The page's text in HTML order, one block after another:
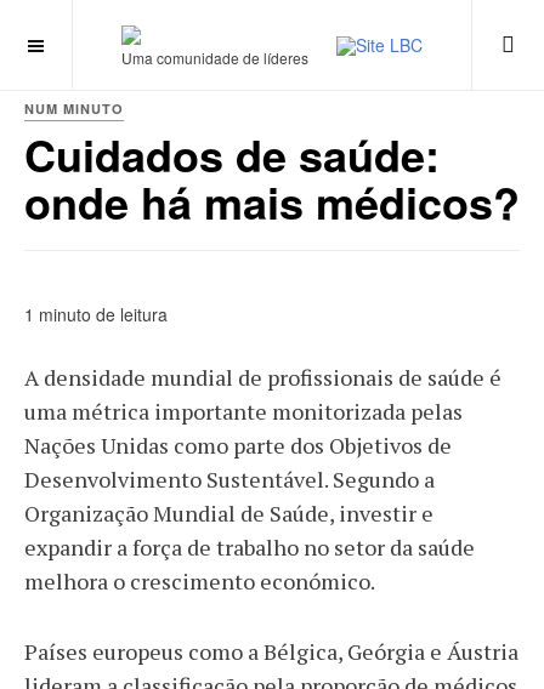
Uma comunidade de líderes
NUM MINUTO
Cuidados de saúde:
onde há mais médicos?
1 minuto de leitura
A densidade mundial de profissionais de saúde é
uma métrica importante monitorizada pelas
Nações Unidas como parte dos Objetivos de
Desenvolvimento Sustentável. Segundo a
Organização Mundial de Saúde, investir e
expandir a força de trabalho no setor da saúde
melhora o crescimento económico.
Países europeus como a Bélgica, Geórgia e Áustria